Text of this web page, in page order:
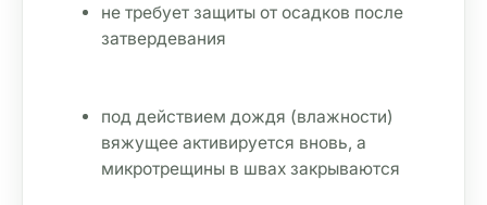
не требует защиты от осадков после
затвердевания
под действием дождя (влажности)
вяжущее активируется вновь, а
микротрещины в швах закрываются